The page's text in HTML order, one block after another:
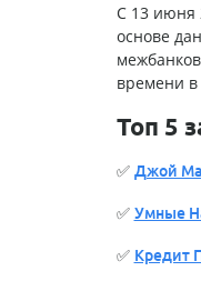
С 13 июня
основе
времени
Топ 5
✅ Джой
✅ Умные
✅ Кредит